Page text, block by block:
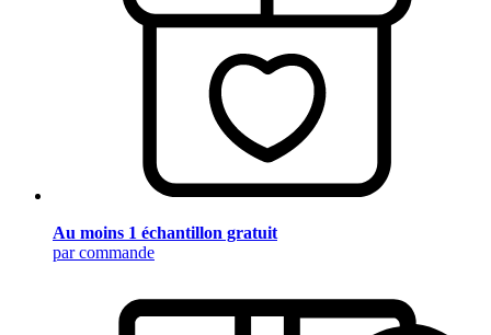
Au moins 1 échantillon gratuit
par commande